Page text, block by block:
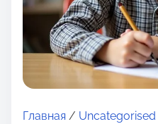
Главная / Uncategorised